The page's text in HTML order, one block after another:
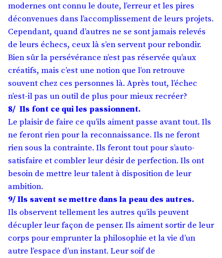
modernes ont connu le doute, l’erreur et les pires
déconvenues dans l’accomplissement de leurs projets.
Cependant, quand d’autres ne se sont jamais relevés
de leurs échecs, ceux là s’en servent pour rebondir.
Bien sûr la persévérance n’est pas réservée qu’aux
créatifs, mais c’est une notion que l’on retrouve
souvent chez ces personnes là. Après tout, l’échec
n’est-il pas un outil de plus pour mieux recréer?
8/ Ils font ce qui les passionnent.
Le plaisir de faire ce qu’ils aiment passe avant tout. Ils
ne feront rien pour la reconnaissance. Ils ne feront
rien sous la contrainte. Ils feront tout pour s’auto-
satisfaire et combler leur désir de perfection. Ils ont
besoin de mettre leur talent à disposition de leur
ambition.
9/ Ils savent se mettre dans la peau des autres.
Ils observent tellement les autres qu’ils peuvent
décupler leur façon de penser. Ils aiment sortir de leur
corps pour emprunter la philosophie et la vie d’un
autre l’espace d’un instant. Leur soif de